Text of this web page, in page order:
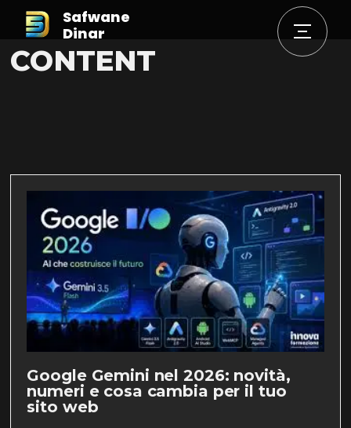
Safwane
Dinar
CONTENT
Google Gemini nel 2026: novità,
numeri e cosa cambia per il tuo
sito web